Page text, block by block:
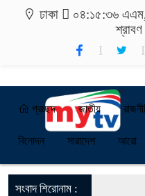
ঢাকা ০৪:১৫:৩৬ এএম
প্রচ্ছদ জাতীয়
বিনোদন সারাদেশ আরো
সংবাদ শিরোনাম :